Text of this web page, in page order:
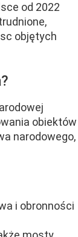
od 2022
objętych
obiektów
narodowego,
i obronności